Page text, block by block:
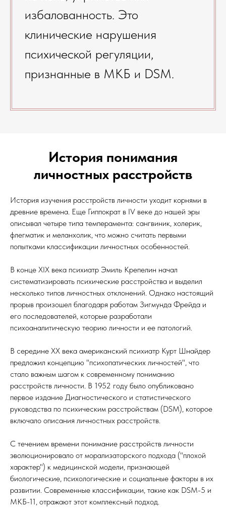
избалованность. Это
клинические нарушения
психической регуляции,
признанные в МКБ и DSM.
История понимания
личностных расстройств
История изучения расстройств личности уходит корнями в
древние времена. Еще Гиппократ в IV веке до нашей эры
описывал четыре типа темперамента: сангвиник, холерик,
флегматик и меланхолик, что можно считать первыми
попытками классификации личностных особенностей.
В конце XIX века психиатр Эмиль Крепелин начал
систематизировать психические расстройства и выделил
несколько типов личностных отклонений. Однако настоящий
прорыв произошел благодаря работам Зигмунда Фрейда и
его последователей, которые разработали
психоаналитическую теорию личности и ее патологий.
В середине XX века американский психиатр Курт Шнайдер
предложил концепцию "психопатических личностей", что
стало важным шагом к современному пониманию
расстройств личности. В 1952 году было опубликовано
первое издание Диагностического и статистического
руководства по психическим расстройствам (DSM), которое
включало описания личностных расстройств.
С течением времени понимание расстройств личности
эволюционировало от морализаторского подхода ("плохой
характер") к медицинской модели, признающей
биологические, психологические и социальные факторы в их
развитии. Современные классификации, такие как DSM-5 и
МКБ-11, отражают этот комплексный подход.